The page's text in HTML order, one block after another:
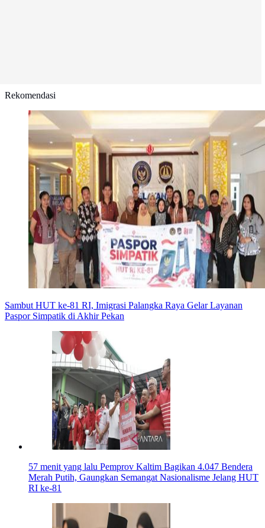
Rekomendasi
Sambut HUT ke-81 RI, Imigrasi Palangka Raya Gelar Layanan
Paspor Simpatik di Akhir Pekan
57 menit yang lalu Pemprov Kaltim Bagikan 4.047 Bendera
Merah Putih, Gaungkan Semangat Nasionalisme Jelang HUT
RI ke-81